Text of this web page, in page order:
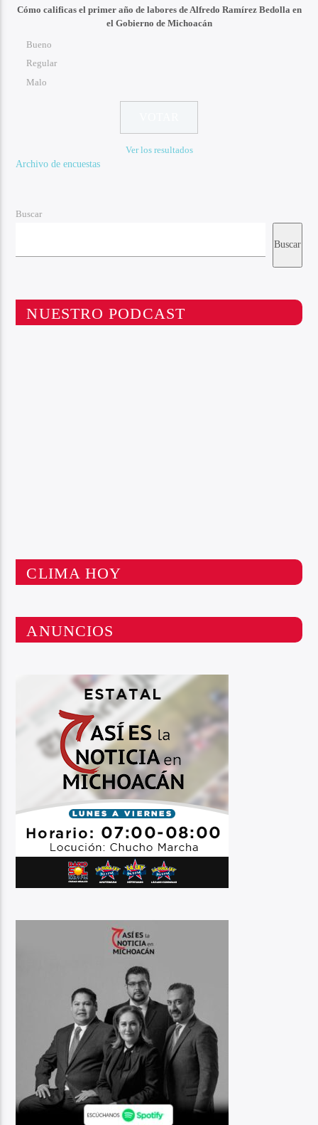
Cómo calificas el primer año de labores de Alfredo Ramírez Bedolla en
el Gobierno de Michoacán
Bueno
Regular
Malo
Ver los resultados
Archivo de encuestas
Buscar
Buscar
NUESTRO PODCAST
CLIMA HOY
ANUNCIOS